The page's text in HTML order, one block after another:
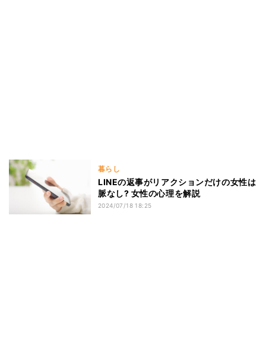
暮らし
LINEの返事がリアクションだけの女性は
脈なし? 女性の心理を解説
2024/07/18 18:25